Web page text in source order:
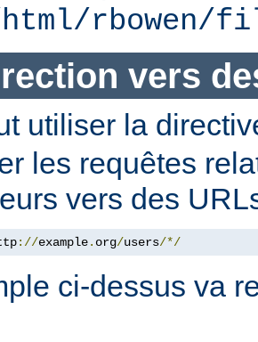
rbowen/
vers
utiliser la
les requêtes
vers des
://example. org/users/*/
ci-dessus va